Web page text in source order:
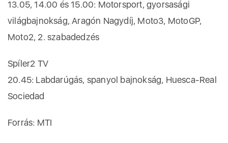
13.05, 14.00 és 15.00: Motorsport, gyorsasági
világbajnokság, Aragón Nagydíj, Moto3, MotoGP,
Moto2, 2. szabadedzés
Spíler2 TV
20.45: Labdarúgás, spanyol bajnokság, Huesca-Real
Sociedad
Forrás: MTI